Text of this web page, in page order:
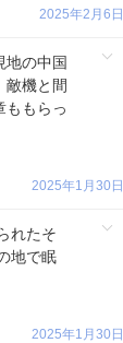
2025年2月6日
地の中国
敵機と間
ももらっ
2025年1月30日
れたそ
地で眠
2025年1月30日